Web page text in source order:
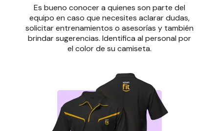
Es bueno conocer a quienes son parte del
equipo en caso que necesites aclarar dudas,
solicitar entrenamientos o asesorías y también
brindar sugerencias. Identifica al personal por
el color de su camiseta.